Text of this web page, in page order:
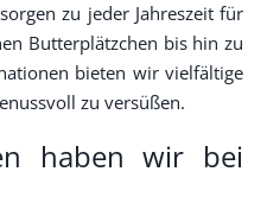
zu jeder Jahreszeit für
Butterplätzchen bis hin zu
bieten wir vielfältige
zu versüßen.
haben wir bei